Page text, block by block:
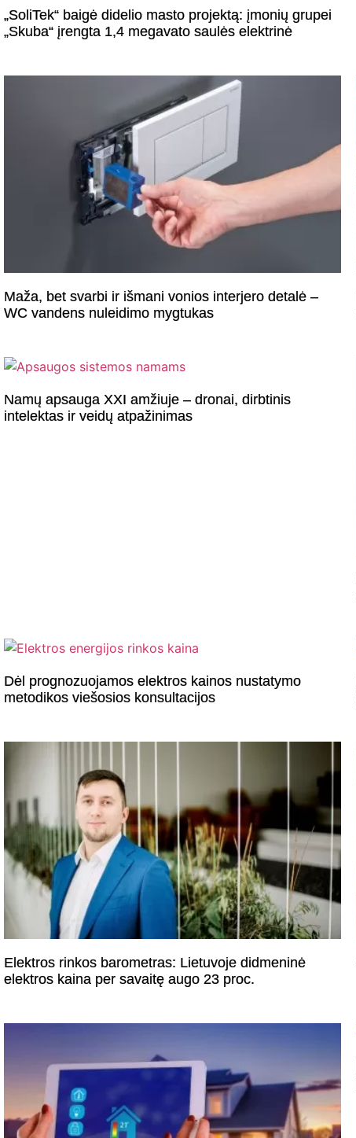
„SoliTek“ baigė didelio masto projektą: įmonių grupei
„Skuba“ įrengta 1,4 megavato saulės elektrinė
Maža, bet svarbi ir išmani vonios interjero detalė –
WC vandens nuleidimo mygtukas
Namų apsauga XXI amžiuje – dronai, dirbtinis
intelektas ir veidų atpažinimas
Dėl prognozuojamos elektros kainos nustatymo
metodikos viešosios konsultacijos
Elektros rinkos barometras: Lietuvoje didmeninė
elektros kaina per savaitę augo 23 proc.